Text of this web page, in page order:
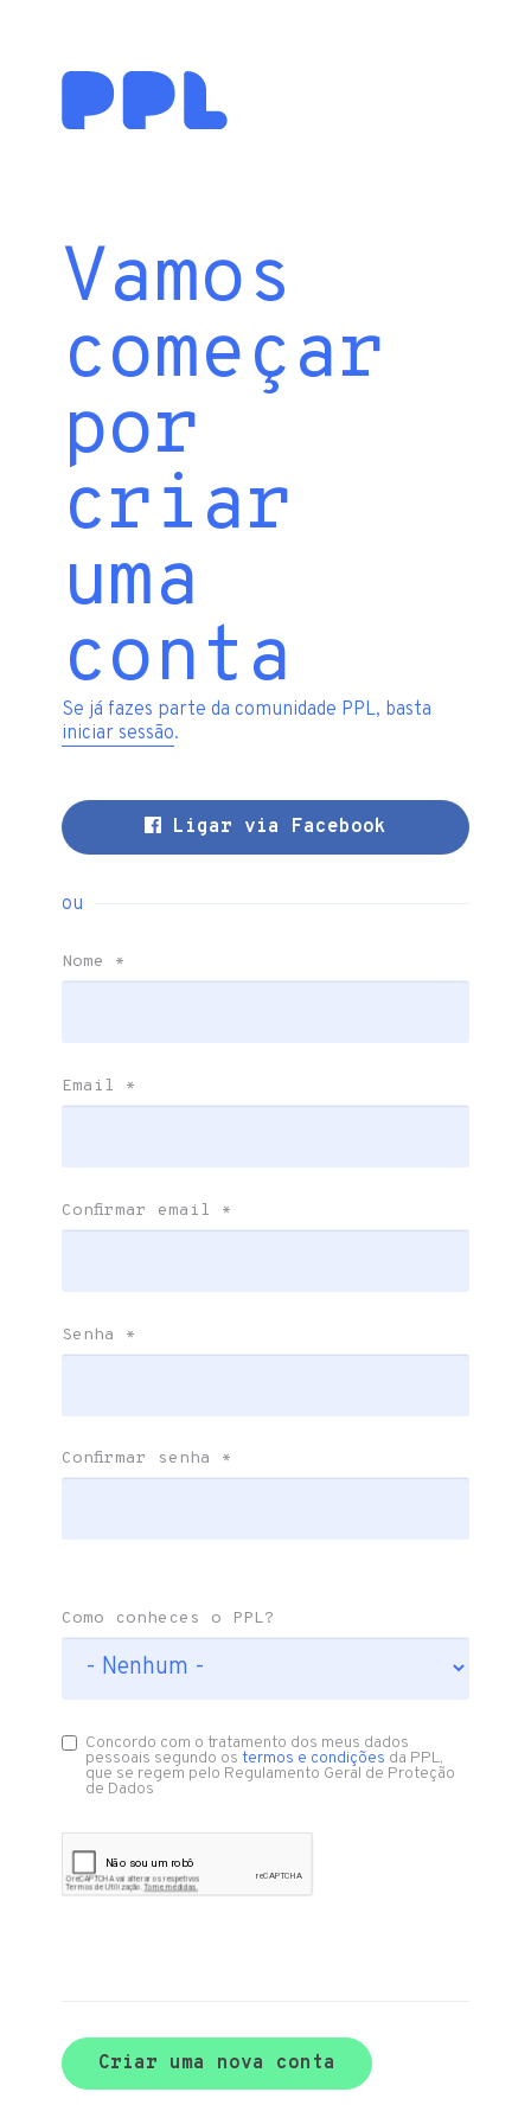
Vamos
começar
por
criar
uma
conta
Se já fazes parte da comunidade PPL, basta
iniciar sessão.
Ligar via Facebook
ou
Nome *
Email *
Confirmar email *
Senha *
Confirmar senha *
Como conheces o PPL?
Concordo com o tratamento dos meus dados
pessoais segundo ostermos e condições da PPL,
que se regem pelo Regulamento Geral de Proteção
de Dados
Criar uma nova conta